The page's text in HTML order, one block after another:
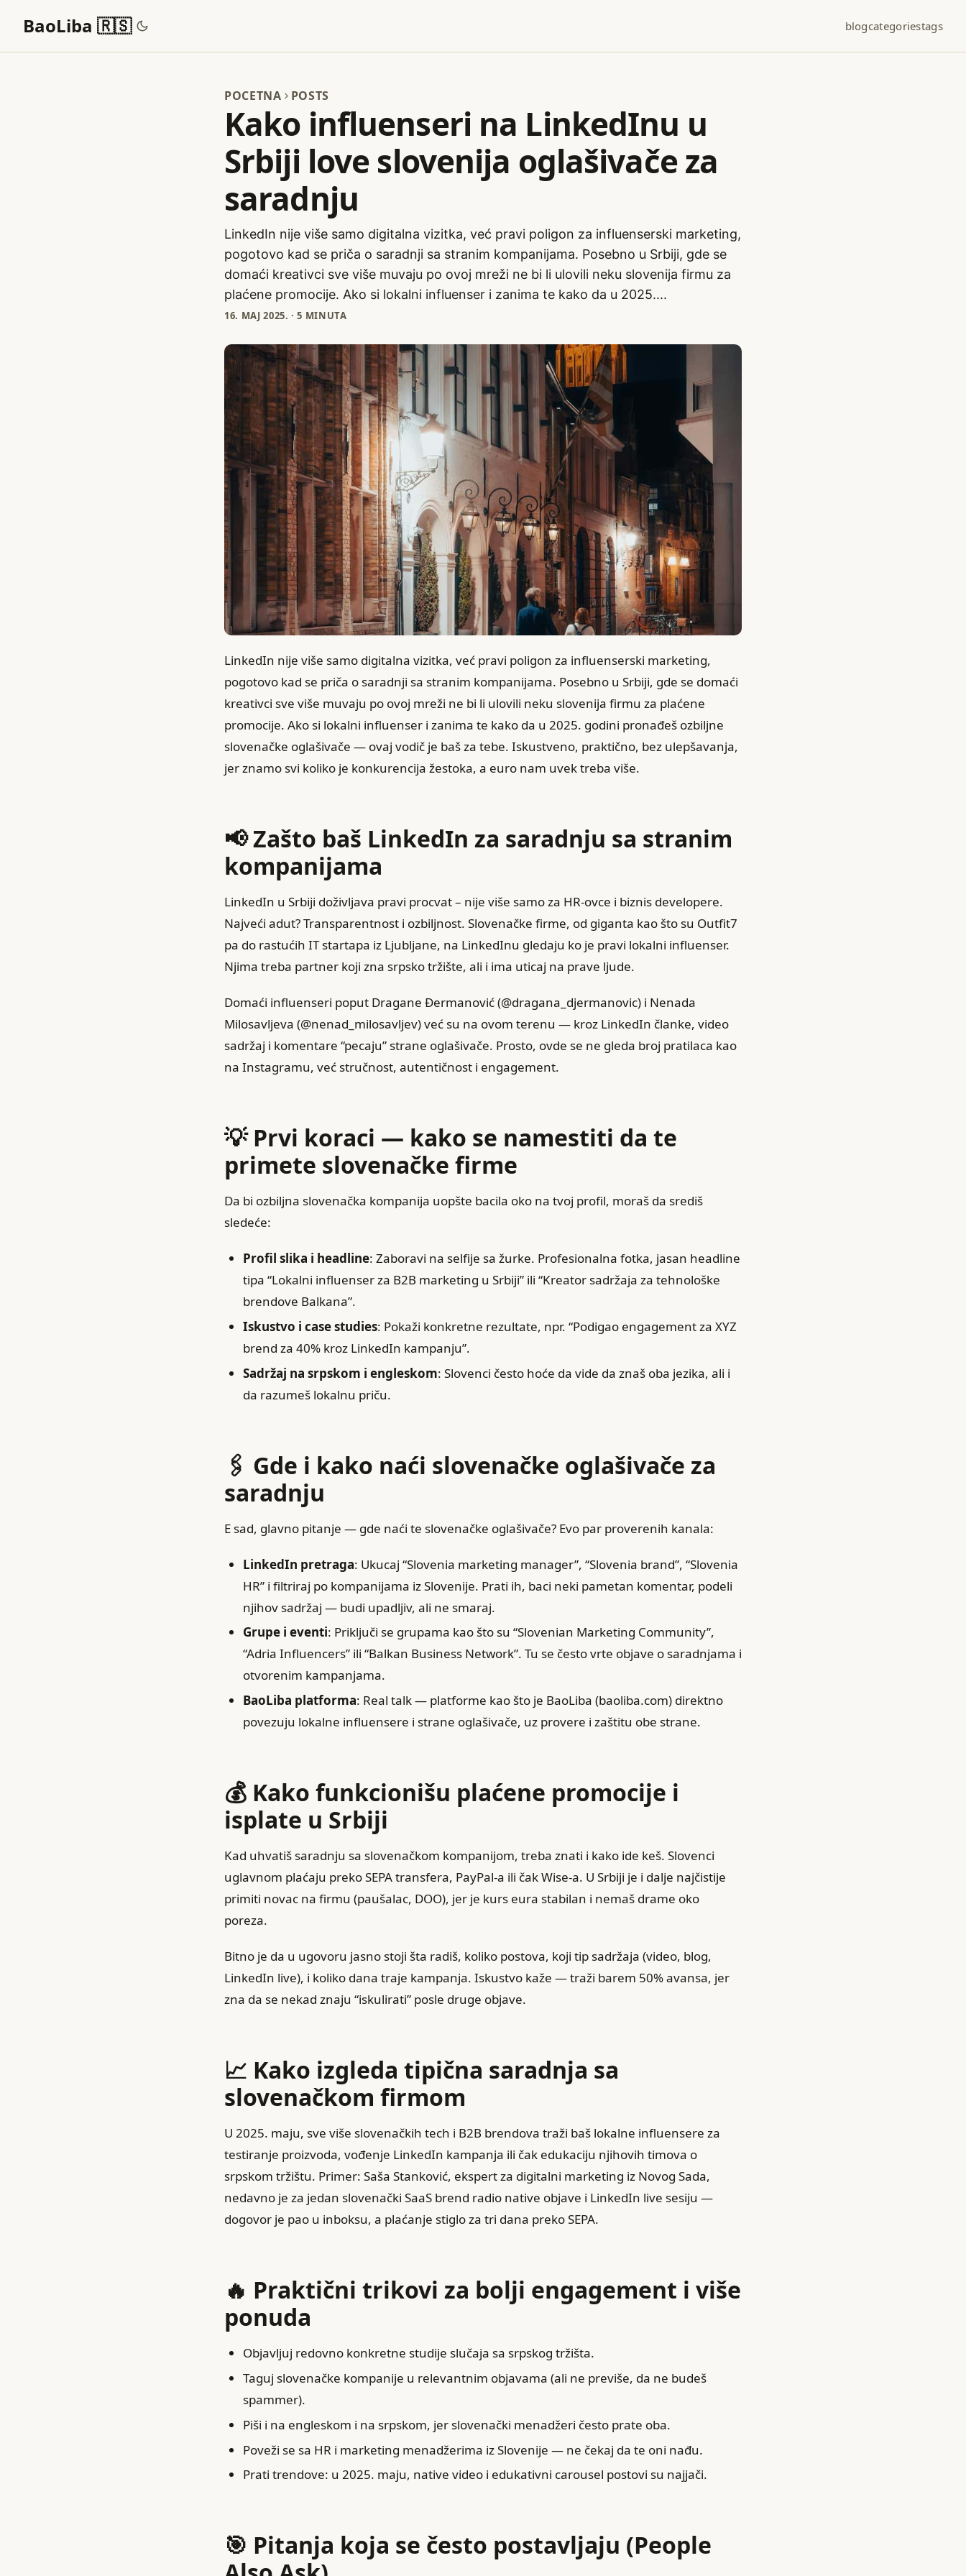
BaoLiba 🇷🇸 blogcategoriestags
POCETNA POSTS
Kako influenseri na LinkedInu u
Srbiji love slovenija oglašivače za
saradnju
LinkedIn nije više samo digitalna vizitka, već pravi poligon za influenserski marketing,
pogotovo kad se priča o saradnji sa stranim kompanijama. Posebno u Srbiji, gde se
domaći kreativci sve više muvaju po ovoj mreži ne bi li ulovili neku slovenija firmu za
plaćene promocije. Ako si lokalni influenser i zanima te kako da u 2025....
16. МАЈ 2025. ·5 MINUTA
LinkedIn nije više samo digitalna vizitka, već pravi poligon za influenserski marketing,
pogotovo kad se priča o saradnji sa stranim kompanijama. Posebno u Srbiji, gde se domaći
kreativci sve više muvaju po ovoj mreži ne bi li ulovili neku slovenija firmu za plaćene
promocije. Ako si lokalni influenser i zanima te kako da u 2025. godini pronađeš ozbiljne
slovenačke oglašivače — ovaj vodič je baš za tebe. Iskustveno, praktično, bez ulepšavanja,
jer znamo svi koliko je konkurencija žestoka, a euro nam uvek treba više.
📢 Zašto baš LinkedIn za saradnju sa stranim
kompanijama
LinkedIn u Srbiji doživljava pravi procvat – nije više samo za HR-ovce i biznis developere.
Najveći adut? Transparentnost i ozbiljnost. Slovenačke firme, od giganta kao što su Outfit7
pa do rastućih IT startapa iz Ljubljane, na LinkedInu gledaju ko je pravi lokalni influenser.
Njima treba partner koji zna srpsko tržište, ali i ima uticaj na prave ljude.
Domaći influenseri poput Dragane Đermanović (@dragana_djermanovic) i Nenada
Milosavljeva (@nenad_milosavljev) već su na ovom terenu — kroz LinkedIn članke, video
sadržaj i komentare “pecaju” strane oglašivače. Prosto, ovde se ne gleda broj pratilaca kao
na Instagramu, već stručnost, autentičnost i engagement.
💡 Prvi koraci — kako se namestiti da te
primete slovenačke firme
Da bi ozbiljna slovenačka kompanija uopšte bacila oko na tvoj profil, moraš da središ
sledeće:
Profil slika i headline: Zaboravi na selfije sa žurke. Profesionalna fotka, jasan headline
tipa “Lokalni influenser za B2B marketing u Srbiji” ili “Kreator sadržaja za tehnološke
brendove Balkana”.
Iskustvo i case studies: Pokaži konkretne rezultate, npr. “Podigao engagement za XYZ
brend za 40% kroz LinkedIn kampanju”.
Sadržaj na srpskom i engleskom: Slovenci često hoće da vide da znaš oba jezika, ali i
da razumeš lokalnu priču.
🖇️ Gde i kako naći slovenačke oglašivače za
saradnju
E sad, glavno pitanje — gde naći te slovenačke oglašivače? Evo par proverenih kanala:
LinkedIn pretraga: Ukucaj “Slovenia marketing manager”, “Slovenia brand”, “Slovenia
HR” i filtriraj po kompanijama iz Slovenije. Prati ih, baci neki pametan komentar, podeli
njihov sadržaj — budi upadljiv, ali ne smaraj.
Grupe i eventi: Priključi se grupama kao što su “Slovenian Marketing Community”,
“Adria Influencers” ili “Balkan Business Network”. Tu se često vrte objave o saradnjama i
otvorenim kampanjama.
BaoLiba platforma: Real talk — platforme kao što je BaoLiba (baoliba.com) direktno
povezuju lokalne influensere i strane oglašivače, uz provere i zaštitu obe strane.
💰 Kako funkcionišu plaćene promocije i
isplate u Srbiji
Kad uhvatiš saradnju sa slovenačkom kompanijom, treba znati i kako ide keš. Slovenci
uglavnom plaćaju preko SEPA transfera, PayPal-a ili čak Wise-a. U Srbiji je i dalje najčistije
primiti novac na firmu (paušalac, DOO), jer je kurs eura stabilan i nemaš drame oko
poreza.
Bitno je da u ugovoru jasno stoji šta radiš, koliko postova, koji tip sadržaja (video, blog,
LinkedIn live), i koliko dana traje kampanja. Iskustvo kaže — traži barem 50% avansa, jer
zna da se nekad znaju “iskulirati” posle druge objave.
📈 Kako izgleda tipična saradnja sa
slovenačkom firmom
U 2025. maju, sve više slovenačkih tech i B2B brendova traži baš lokalne influensere za
testiranje proizvoda, vođenje LinkedIn kampanja ili čak edukaciju njihovih timova o
srpskom tržištu. Primer: Saša Stanković, ekspert za digitalni marketing iz Novog Sada,
nedavno je za jedan slovenački SaaS brend radio native objave i LinkedIn live sesiju —
dogovor je pao u inboksu, a plaćanje stiglo za tri dana preko SEPA.
🔥 Praktični trikovi za bolji engagement i više
ponuda
Objavljuj redovno konkretne studije slučaja sa srpskog tržišta.
Taguj slovenačke kompanije u relevantnim objavama (ali ne previše, da ne budeš
spammer).
Piši i na engleskom i na srpskom, jer slovenački menadžeri često prate oba.
Poveži se sa HR i marketing menadžerima iz Slovenije — ne čekaj da te oni nađu.
Prati trendove: u 2025. maju, native video i edukativni carousel postovi su najjači.
🎯 Pitanja koja se često postavljaju (People